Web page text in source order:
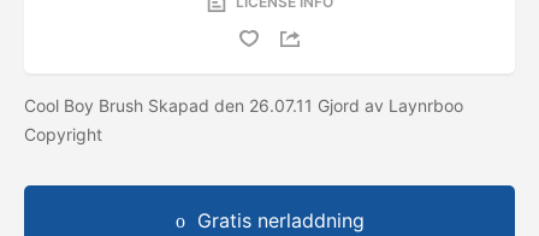
Cool Boy Brush Skapad den 26.07.11 Gjord av Laynrboo
Copyright
Gratis nerladdning